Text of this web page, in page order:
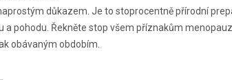
důkazem. Je to stoprocentně přírodní
a pohodu. Řekněte stop všem příznakům
obávaným obdobím.